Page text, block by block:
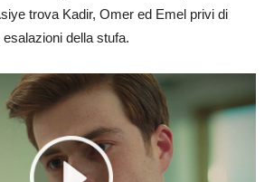
trova Kadir, Omer ed Emel privi di
della stufa.